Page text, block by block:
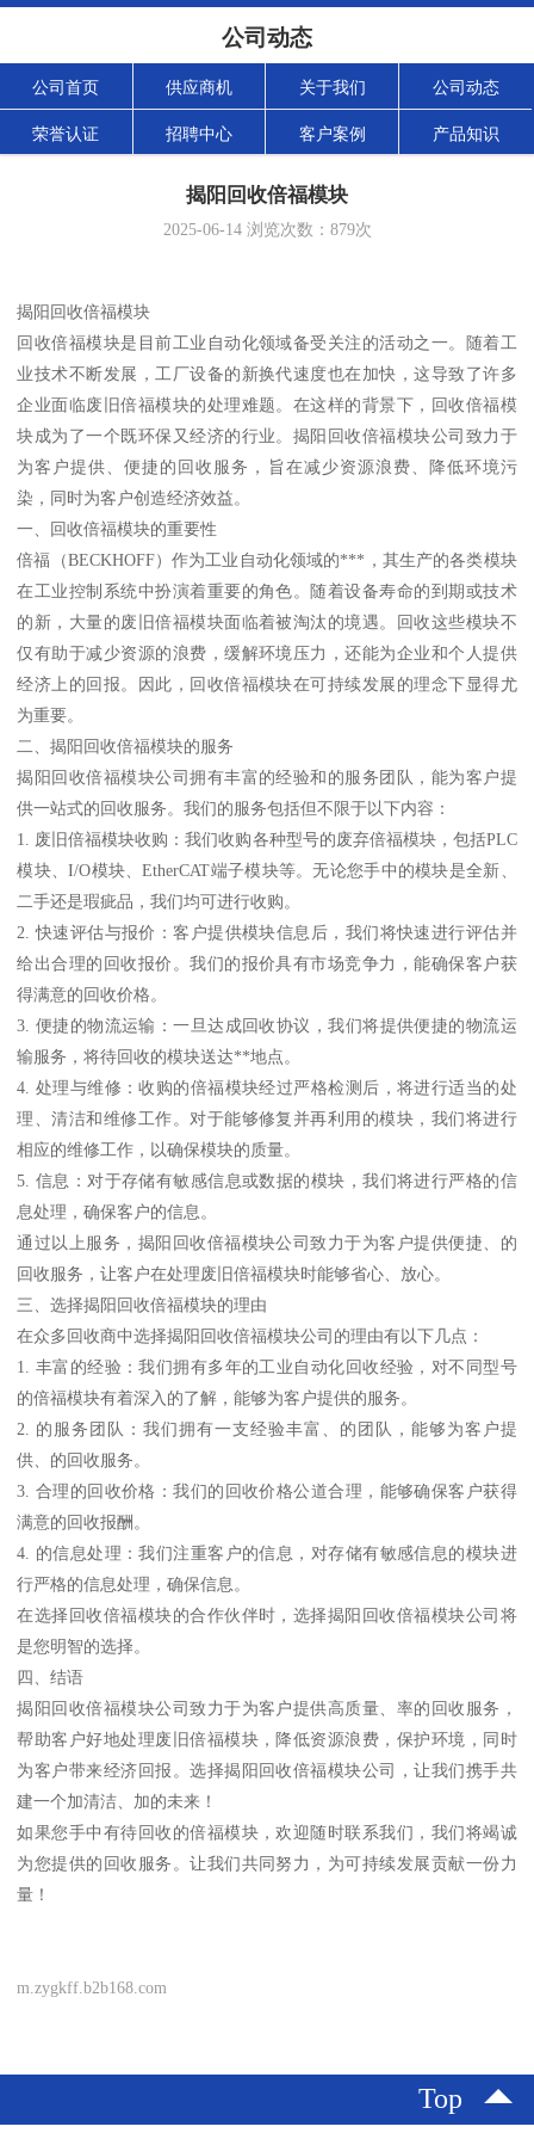
公司动态
公司首页 供应商机 关于我们 公司动态
荣誉认证 招聘中心 客户案例 产品知识
揭阳回收倍福模块
2025-06-14浏览次数： 879次
揭阳回收倍福模块
回收倍福模块是目前工业自动化领域备受关注的活动之一。随着工
业技术不断发展，工厂设备的新换代速度也在加快，这导致了许多
企业面临废旧倍福模块的处理难题。在这样的背景下，回收倍福模
块成为了一个既环保又经济的行业。揭阳回收倍福模块公司致力于
为客户提供、便捷的回收服务，旨在减少资源浪费、降低环境污
染，同时为客户创造经济效益。
一、回收倍福模块的重要性
倍福（BECKHOFF）作为工业自动化领域的***，其生产的各类模块
在工业控制系统中扮演着重要的角色。随着设备寿命的到期或技术
的新，大量的废旧倍福模块面临着被淘汰的境遇。回收这些模块不
仅有助于减少资源的浪费，缓解环境压力，还能为企业和个人提供
经济上的回报。因此，回收倍福模块在可持续发展的理念下显得尤
为重要。
二、揭阳回收倍福模块的服务
揭阳回收倍福模块公司拥有丰富的经验和的服务团队，能为客户提
供一站式的回收服务。我们的服务包括但不限于以下内容：
1. 废旧倍福模块收购：我们收购各种型号的废弃倍福模块，包括PLC
模块、I/O模块、EtherCAT端子模块等。无论您手中的模块是全新、
二手还是瑕疵品，我们均可进行收购。
2. 快速评估与报价：客户提供模块信息后，我们将快速进行评估并
给出合理的回收报价。我们的报价具有市场竞争力，能确保客户获
得满意的回收价格。
3. 便捷的物流运输：一旦达成回收协议，我们将提供便捷的物流运
输服务，将待回收的模块送达**地点。
4. 处理与维修：收购的倍福模块经过严格检测后，将进行适当的处
理、清洁和维修工作。对于能够修复并再利用的模块，我们将进行
相应的维修工作，以确保模块的质量。
5. 信息：对于存储有敏感信息或数据的模块，我们将进行严格的信
息处理，确保客户的信息。
通过以上服务，揭阳回收倍福模块公司致力于为客户提供便捷、的
回收服务，让客户在处理废旧倍福模块时能够省心、放心。
三、选择揭阳回收倍福模块的理由
在众多回收商中选择揭阳回收倍福模块公司的理由有以下几点：
1. 丰富的经验：我们拥有多年的工业自动化回收经验，对不同型号
的倍福模块有着深入的了解，能够为客户提供的服务。
2. 的服务团队：我们拥有一支经验丰富、的团队，能够为客户提
供、的回收服务。
3. 合理的回收价格：我们的回收价格公道合理，能够确保客户获得
满意的回收报酬。
4. 的信息处理：我们注重客户的信息，对存储有敏感信息的模块进
行严格的信息处理，确保信息。
在选择回收倍福模块的合作伙伴时，选择揭阳回收倍福模块公司将
是您明智的选择。
四、结语
揭阳回收倍福模块公司致力于为客户提供高质量、率的回收服务，
帮助客户好地处理废旧倍福模块，降低资源浪费，保护环境，同时
为客户带来经济回报。选择揭阳回收倍福模块公司，让我们携手共
建一个加清洁、加的未来！
如果您手中有待回收的倍福模块，欢迎随时联系我们，我们将竭诚
为您提供的回收服务。让我们共同努力，为可持续发展贡献一份力
量！
m.zygkff.b2b168.com
Top